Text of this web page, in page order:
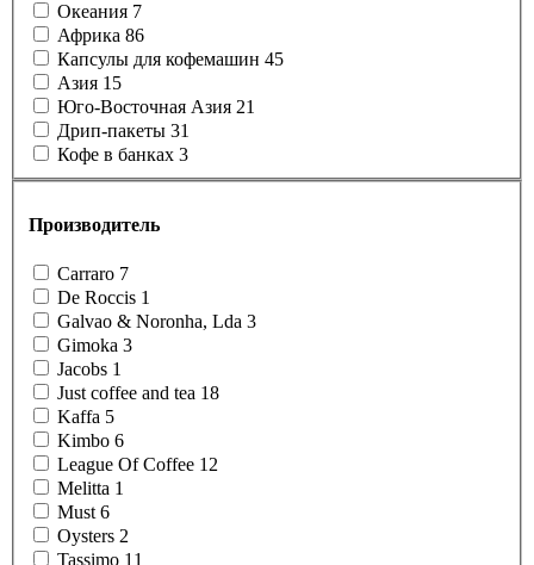
Океания 7
Африка 86
Капсулы для кофемашин 45
Азия 15
Юго-Восточная Азия 21
Дрип-пакеты 31
Кофе в банках 3
Производитель
Carraro 7
De Roccis 1
Galvao & Noronha, Lda 3
Gimoka 3
Jacobs 1
Just coffee and tea 18
Kaffa 5
Kimbo 6
League Of Coffee 12
Melitta 1
Must 6
Oysters 2
Tassimo 11